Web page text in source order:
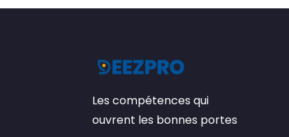
Les compétences qui
ouvrent les bonnes portes